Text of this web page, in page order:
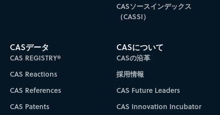
CASソースインデックス
（CASSI）
CASデータ
CAS REGISTRY®
CAS Reactions
CAS References
CAS Patents
CASについて
CASの沿革
採用情報
CAS Future Leaders
CAS Innovation Incubator